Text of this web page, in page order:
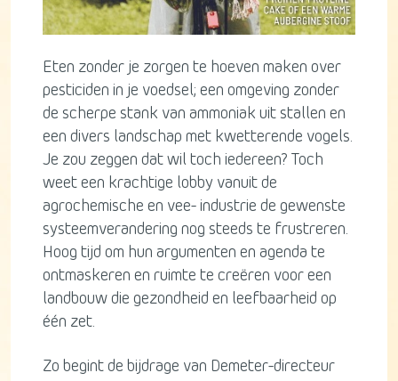
Eten zonder je zorgen te hoeven maken over
pesticiden in je voedsel; een omgeving zonder
de scherpe stank van ammoniak uit stallen en
een divers landschap met kwetterende vogels.
Je zou zeggen dat wil toch iedereen? Toch
weet een krachtige lobby vanuit de
agrochemische en vee- industrie de gewenste
systeemverandering nog steeds te frustreren.
Hoog tijd om hun argumenten en agenda te
ontmaskeren en ruimte te creëren voor een
landbouw die gezondheid en leefbaarheid op
één zet.
Zo begint de bijdrage van Demeter-directeur